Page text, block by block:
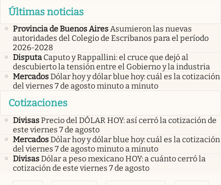
Últimas noticias
Provincia de Buenos AiresAsumieron las nuevas
autoridades del Colegio de Escribanos para el período
2026-2028
Disputa Caputo y Rappallini: el cruce que dejó al
descubierto la tensión entre el Gobierno y la industria
MercadosDólar hoy y dólar blue hoy: cuál es la cotización
del viernes 7 de agosto minuto a minuto
Cotizaciones
DivisasPrecio del DÓLAR HOY: así cerró la cotización de
este viernes 7 de agosto
MercadosDólar hoy y dólar blue hoy: cuál es la cotización
del viernes 7 de agosto minuto a minuto
DivisasDólar a peso mexicano HOY: a cuánto cerró la
cotización de este viernes 7 de agosto